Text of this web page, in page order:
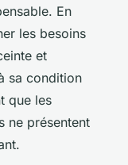
En
les besoins
et
sa condition
que les
ne présentent